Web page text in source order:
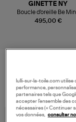
495,00 €
GINETTE NY
Boucle d'oreille Be
Diamants Or Rose
VOS DERNIERS
lulli-sur-la-toile.com utilise
performance,
partenaires tels que
accepter l’ensemble des
nécessaires (« Continuer
vos données,
consulter